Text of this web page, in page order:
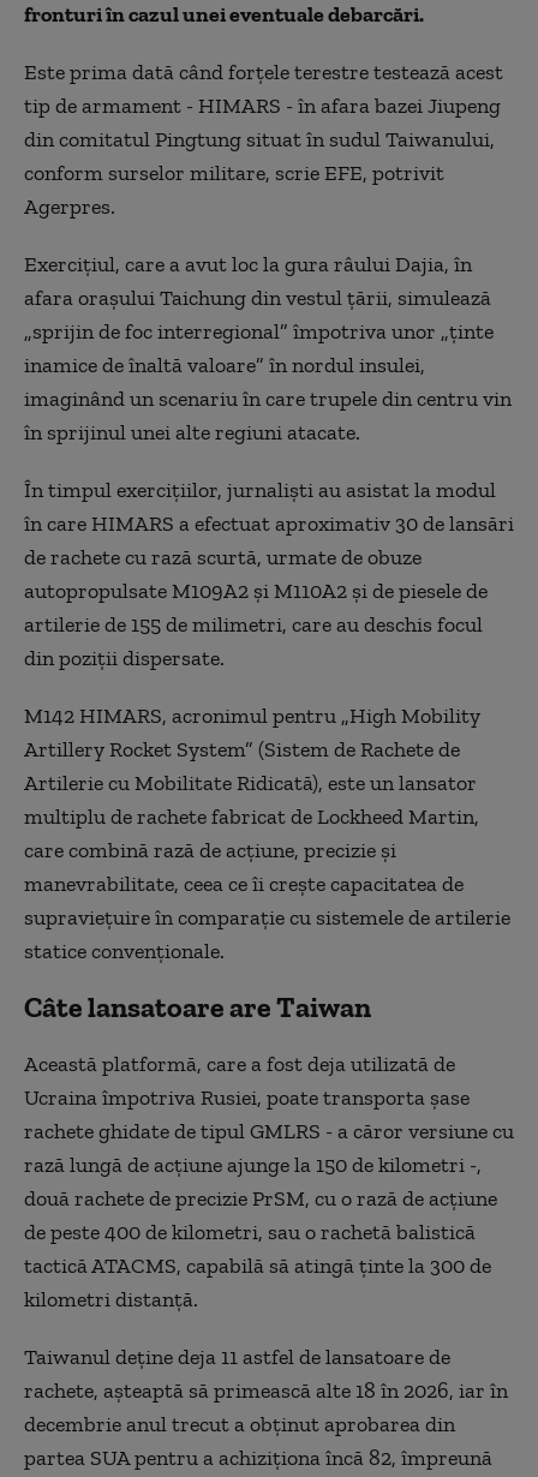
fronturi în cazul unei eventuale debarcări.
Este prima dată când forţele terestre testează acest
tip de armament - HIMARS - în afara bazei Jiupeng
din comitatul Pingtung situat în sudul Taiwanului,
conform surselor militare, scrie EFE, potrivit
Agerpres.
Exerciţiul, care a avut loc la gura râului Dajia, în
afara oraşului Taichung din vestul ţării, simulează
„sprijin de foc interregional” împotriva unor „ţinte
inamice de înaltă valoare” în nordul insulei,
imaginând un scenariu în care trupele din centru vin
în sprijinul unei alte regiuni atacate.
În timpul exerciţiilor, jurnalişti au asistat la modul
în care HIMARS a efectuat aproximativ 30 de lansări
de rachete cu rază scurtă, urmate de obuze
autopropulsate M109A2 şi M110A2 şi de piesele de
artilerie de 155 de milimetri, care au deschis focul
din poziţii dispersate.
M142 HIMARS, acronimul pentru „High Mobility
Artillery Rocket System” (Sistem de Rachete de
Artilerie cu Mobilitate Ridicată), este un lansator
multiplu de rachete fabricat de Lockheed Martin,
care combină rază de acţiune, precizie şi
manevrabilitate, ceea ce îi creşte capacitatea de
supravieţuire în comparaţie cu sistemele de artilerie
statice convenţionale.
Câte lansatoare are Taiwan
Această platformă, care a fost deja utilizată de
Ucraina împotriva Rusiei, poate transporta şase
rachete ghidate de tipul GMLRS - a căror versiune cu
rază lungă de acţiune ajunge la 150 de kilometri -,
două rachete de precizie PrSM, cu o rază de acţiune
de peste 400 de kilometri, sau o rachetă balistică
tactică ATACMS, capabilă să atingă ţinte la 300 de
kilometri distanţă.
Taiwanul deţine deja 11 astfel de lansatoare de
rachete, aşteaptă să primească alte 18 în 2026, iar în
decembrie anul trecut a obţinut aprobarea din
partea SUA pentru a achiziţiona încă 82, împreună